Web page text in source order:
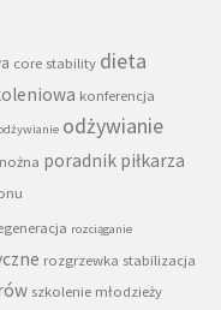
core stability dieta
konferencja
odżywianie
poradnik piłkarza
rozciąganie
rozgrzewka stabilizacja
szkolenie młodzieży